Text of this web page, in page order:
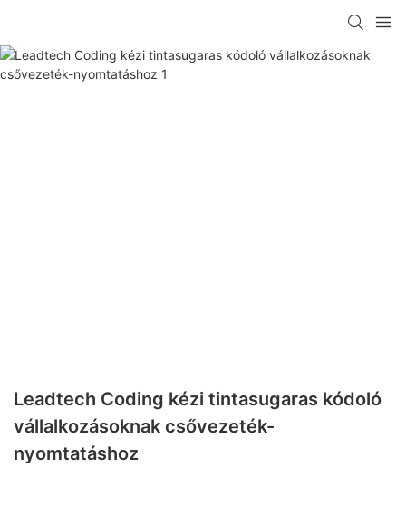
Leadtech Coding kézi tintasugaras kódoló
vállalkozásoknak csővezeték-
nyomtatáshoz